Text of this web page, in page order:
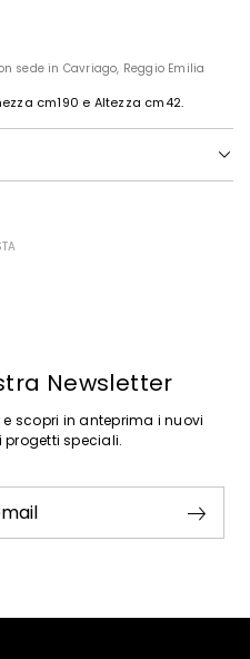
sede in Cavriago, Reggio Emilia
cm190 e Altezza cm42.
secco con percloroetilene; non
Newsletter
scopri in anteprima i nuovi
progetti speciali.